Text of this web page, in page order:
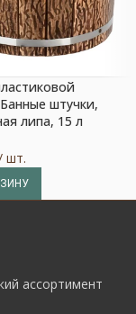
штучки,
липа, 15 л
шт.
ассортимент